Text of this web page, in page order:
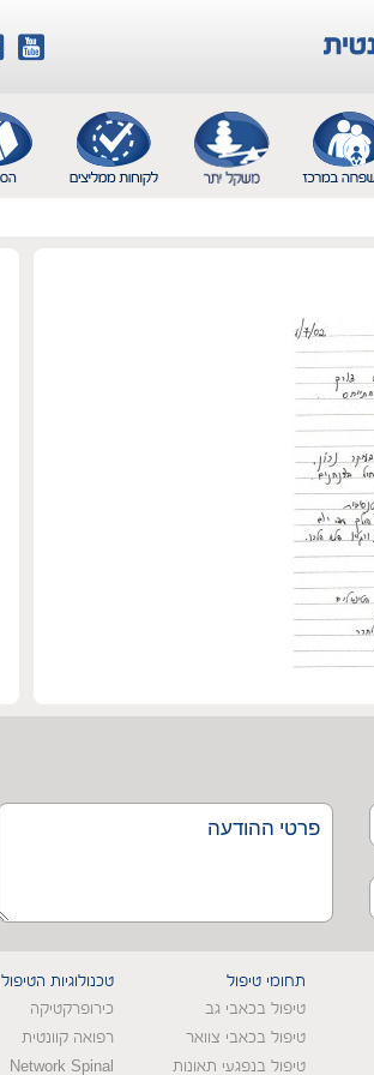
תחומי טיפול
טיפול בכאבי גב
טיפול בכאבי צוואר
טיפול בנפגעי תאונות
טכנולוגיות הטיפול
כירופרקטיקה
רפואה קוונטית
Network Spinal